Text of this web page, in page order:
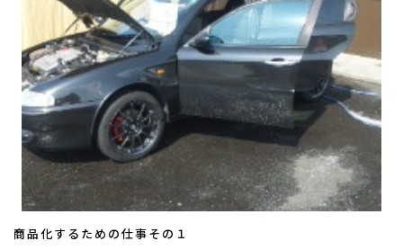
商品化するための仕事その１